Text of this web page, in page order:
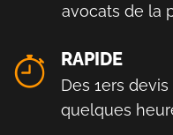
avocats de la
RAPIDE
Des 1ers
quelques